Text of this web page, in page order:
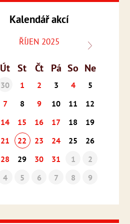
Kalendář akcí
ŘÍJEN 2025
Út St Čt Pá So Ne
30 1 2 3 4
5
7 8 9 10 11
12
14 15 16 17 18
19
21 22 23 24 25
26
28 29 30 31 1
2
4 5 6 7 8 9